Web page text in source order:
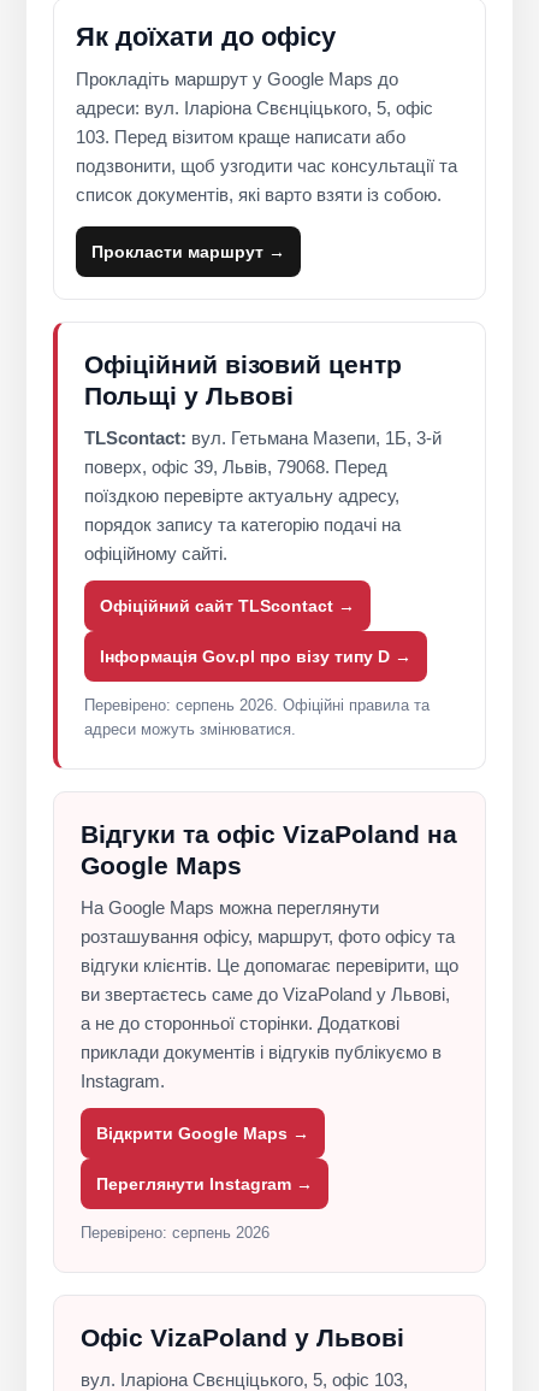
Як доїхати до офісу
Прокладіть маршрут у Google Maps до
адреси: вул. Іларіона Свєнціцького, 5, офіс
103. Перед візитом краще написати або
подзвонити, щоб узгодити час консультації та
список документів, які варто взяти із собою.
Прокласти маршрут →
Офіційний візовий центр
Польщі у Львові
TLScontact: вул. Гетьмана Мазепи, 1Б, 3-й
поверх, офіс 39, Львів, 79068. Перед
поїздкою перевірте актуальну адресу,
порядок запису та категорію подачі на
офіційному сайті.
Офіційний сайт TLScontact →
Інформація Gov.pl про візу типу D →
Перевірено: серпень 2026. Офіційні правила та
адреси можуть змінюватися.
Відгуки та офіс VizaPoland на
Google Maps
На Google Maps можна переглянути
розташування офісу, маршрут, фото офісу та
відгуки клієнтів. Це допомагає перевірити, що
ви звертаєтесь саме до VizaPoland у Львові,
а не до сторонньої сторінки. Додаткові
приклади документів і відгуків публікуємо в
Instagram.
Відкрити Google Maps →
Переглянути Instagram →
Перевірено: серпень 2026
Офіс VizaPoland у Львові
вул. Іларіона Свєнціцького, 5, офіс 103,